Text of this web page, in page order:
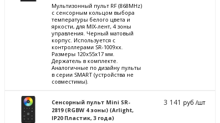
Мультизонный пульт RF (868MHz)
с сенсорным кольцом выбора
температуры белого цвета и
яркости, для MIX-лент, 4 зоны
управления. Черный матовый
корпус. Используется с
контроллерами SR-1009xx.
Размеры 120х55х17 мм.
Держатель в комплекте.
Аналогичные по дизайну пульты
в серии SMART (устройства не
совместимы).
Сенсорный пульт Mini SR-
2819 (RGBW 4 зоны) (Arlight,
IP20 Пластик, 3 года)
3 141руб /шт